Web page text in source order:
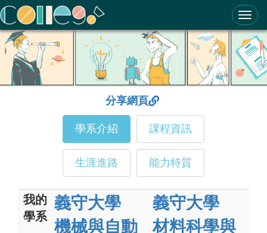
ColleGo! 大學選才與高中育才輔助系統
分享網頁
學系介紹 課程資訊
生涯進路 能力特質
我的
學系
義守大學
機械與自動
義守大學
材料科學與